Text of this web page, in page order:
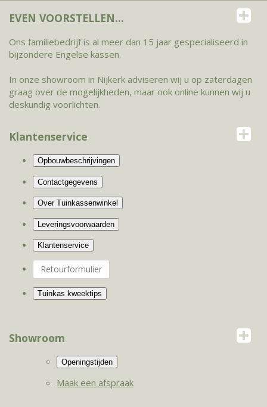
EVEN VOORSTELLEN...
Ons familiebedrijf is al meer dan 15 jaar gespecialiseerd in
bijzondere Engelse kassen.
In onze showroom in Nijkerk adviseren wij u op zaterdagen
graag over de mogelijkheden, maar ook online kunnen wij u
deskundig voorlichten.
Klantenservice
Retourformulier
Showroom
Maak een afspraak